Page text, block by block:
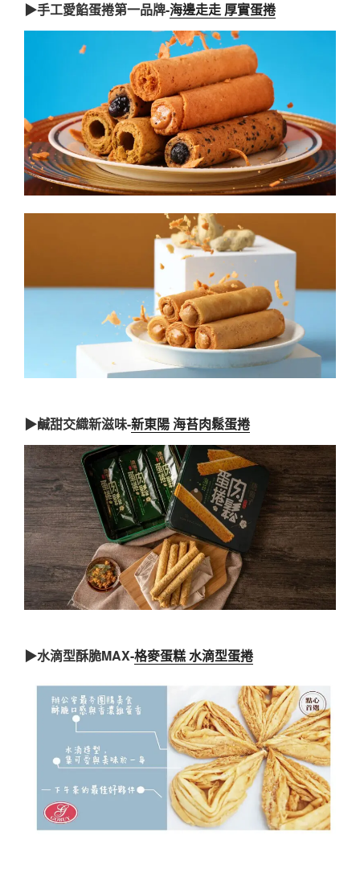
▶手工愛餡蛋捲第一品牌-海邊走走 厚實蛋捲
▶鹹甜交織新滋味-新東陽 海苔肉鬆蛋捲
▶水滴型酥脆MAX-格麥蛋糕 水滴型蛋捲